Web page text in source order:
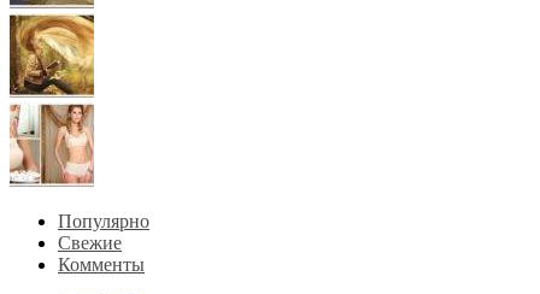
Популярно
Свежие
Комменты